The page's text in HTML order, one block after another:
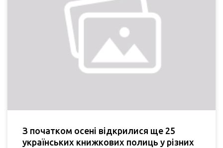
З початком осені відкрилися ще 25
українських книжкових полиць у різних